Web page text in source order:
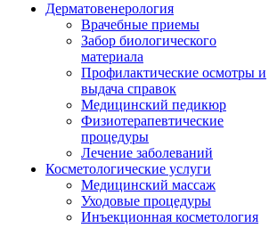
Дерматовенерология
Врачебные приемы
Забор биологического
материала
Профилактические осмотры и
выдача справок
Медицинский педикюр
Физиотерапевтические
процедуры
Лечение заболеваний
Косметологические услуги
Медицинский массаж
Уходовые процедуры
Инъекционная косметология